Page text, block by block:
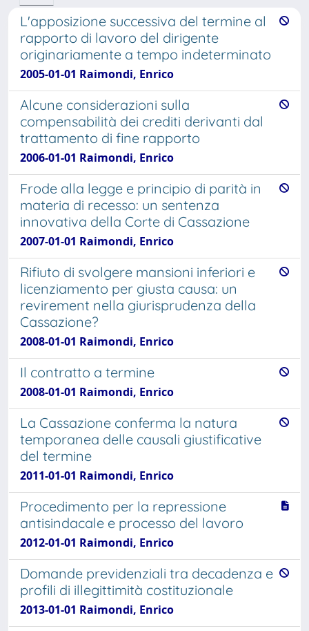
L'apposizione successiva del termine al
rapporto di lavoro del dirigente
originariamente a tempo indeterminato
2005-01-01 Raimondi, Enrico
Alcune considerazioni sulla
compensabilità dei crediti derivanti dal
trattamento di fine rapporto
2006-01-01 Raimondi, Enrico
Frode alla legge e principio di parità in
materia di recesso: un sentenza
innovativa della Corte di Cassazione
2007-01-01 Raimondi, Enrico
Rifiuto di svolgere mansioni inferiori e
licenziamento per giusta causa: un
revirement nella giurisprudenza della
Cassazione?
2008-01-01 Raimondi, Enrico
Il contratto a termine
2008-01-01 Raimondi, Enrico
La Cassazione conferma la natura
temporanea delle causali giustificative
del termine
2011-01-01 Raimondi, Enrico
Procedimento per la repressione
antisindacale e processo del lavoro
2012-01-01 Raimondi, Enrico
Domande previdenziali tra decadenza e
profili di illegittimità costituzionale
2013-01-01 Raimondi, Enrico